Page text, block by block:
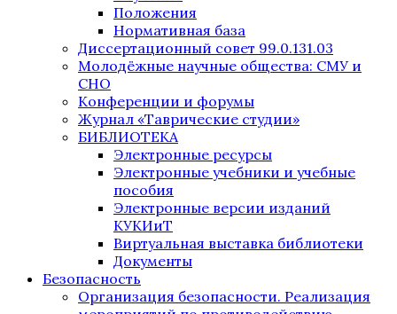
Положения
Нормативная база
Диссертационный совет 99.0.131.03
Молодёжные научные общества: СМУ и
СНО
Конференции и форумы
Журнал «Таврические студии»
БИБЛИОТЕКА
Электронные ресурсы
Электронные учебники и учебные
пособия
Электронные версии изданий
КУКИиТ
Виртуальная выставка библиотеки
Документы
Безопасность
Организация безопасности. Реализация